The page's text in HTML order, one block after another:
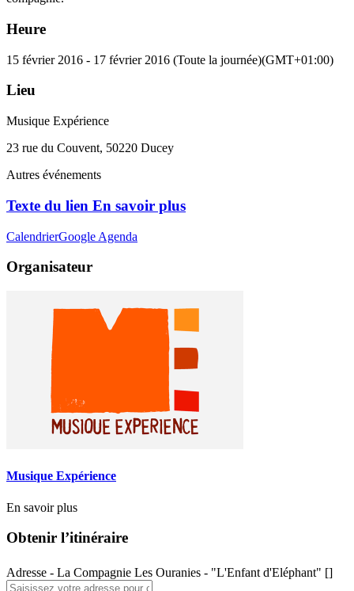
Heure
15 février 2016 - 17 février 2016 (Toute la journée)(GMT+01:00)
Lieu
Musique Expérience
23 rue du Couvent, 50220 Ducey
Autres événements
Texte du lien En savoir plus
CalendrierGoogle Agenda
Organisateur
Musique Expérience
En savoir plus
Obtenir l’itinéraire
Adresse - La Compagnie Les Ouranies - "L'Enfant d'Eléphant" []